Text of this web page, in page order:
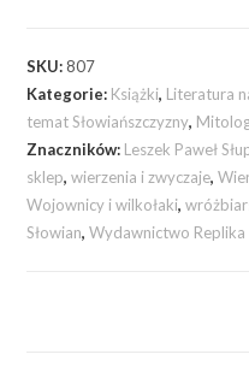
SKU:807
Kategorie: Książki, Literatura
temat Słowiańszczyzny,
Znaczników: Leszek Paweł
sklep,wierzenia i zwyczaje,
Wojownicy i wilkołaki,
Słowian,Wydawnictwo Replika